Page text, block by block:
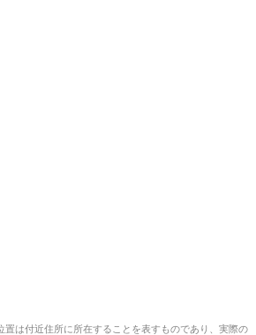
は付近住所に所在することを表すものであり、実際の